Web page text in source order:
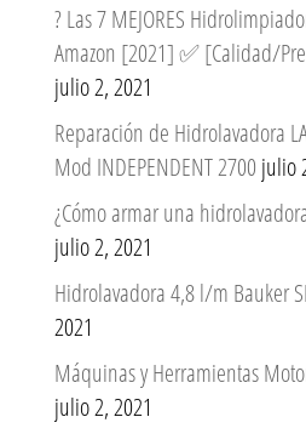
? Las 7 MEJORES
Amazon [2021] ✅ [Calidad/
julio 2, 2021
Reparación de Hidrolavadora
Mod INDEPENDENT 2700 julio
¿Cómo armar una
julio 2, 2021
Hidrolavadora 4,8 l/m Bauker
2021
Máquinas y Herramientas
julio 2, 2021